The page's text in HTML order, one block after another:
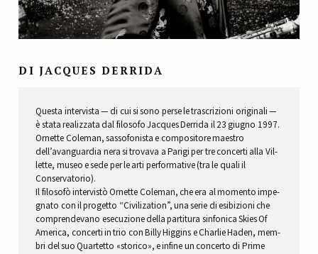
DI JACQUES DERRIDA
Que­sta inter­vi­sta — di cui si sono perse le tra­scri­zioni ori­gi­nali —
è stata rea­liz­zata dal filo­sofo Jac­ques Der­rida il 23 giu­gno 1997.
Ornette Cole­man, sas­so­fo­ni­sta e com­po­si­tore mae­stro
dell’avanguardia nera si tro­vava a Parigi per tre con­certi alla Vil­
lette, museo e sede per le arti per­for­ma­tive (tra le quali il
Conservatorio).
Il filo­sofò inter­vi­stò Ornette Cole­man, che era al momento impe­
gnato con il pro­getto “Civi­li­za­tion”, una serie di esi­bi­zioni che
com­pren­de­vano ese­cu­zione della par­ti­tura sin­fo­nica Skies Of
Ame­rica, con­certi in trio con Billy Hig­gins e Char­lie Haden, mem­
bri del suo Quar­tetto «sto­rico», e infine un con­certo di Prime